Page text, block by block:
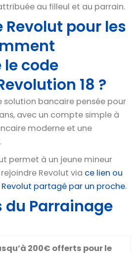
au filleul et au parrain.
Revolut pour les
code
18 ?
solution bancaire pensée pour
ans, avec un compte simple à
moderne et une
permet à un jeune mineur
Revolut via ce lien ou
partagé par un proche.
Parrainage
200€ offerts pour le